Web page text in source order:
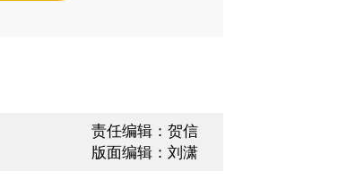
责任编辑：贺信
版面编辑：刘潇